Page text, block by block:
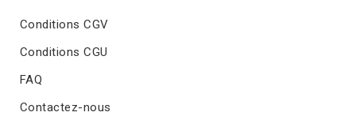
Conditions CGV
Conditions CGU
FAQ
Contactez-nous